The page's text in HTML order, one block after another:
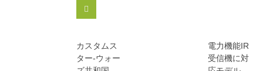
カスタムス
ター-ウォー
電力機能IR
受信機に対